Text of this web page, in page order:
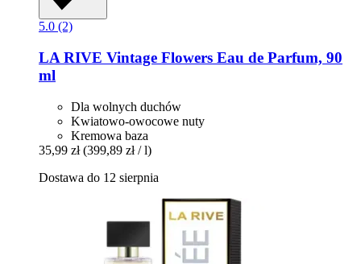
5.0 (2)
LA RIVE Vintage Flowers Eau de Parfum, 90
ml
Dla wolnych duchów
Kwiatowo-owocowe nuty
Kremowa baza
35,99 zł (399,89 zł / l)
Dostawa do 12 sierpnia